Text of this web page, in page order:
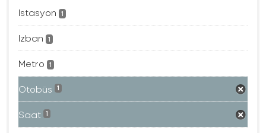
Istasyon 1
Izban 1
Metro 1
Otobüs 1
Saat 1